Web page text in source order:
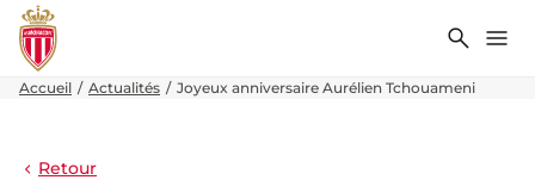
Accueil Actualités Joyeux anniversaire Aurélien Tchouameni
Retour